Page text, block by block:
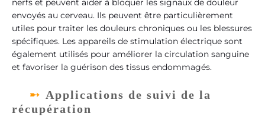
nerfs et peuvent aider à bloquer les signaux de douleur
envoyés au cerveau. Ils peuvent être particulièrement
utiles pour traiter les douleurs chroniques ou les blessures
spécifiques. Les appareils de stimulation électrique sont
également utilisés pour améliorer la circulation sanguine
et favoriser la guérison des tissus endommagés.
Applications de suivi de la
récupération